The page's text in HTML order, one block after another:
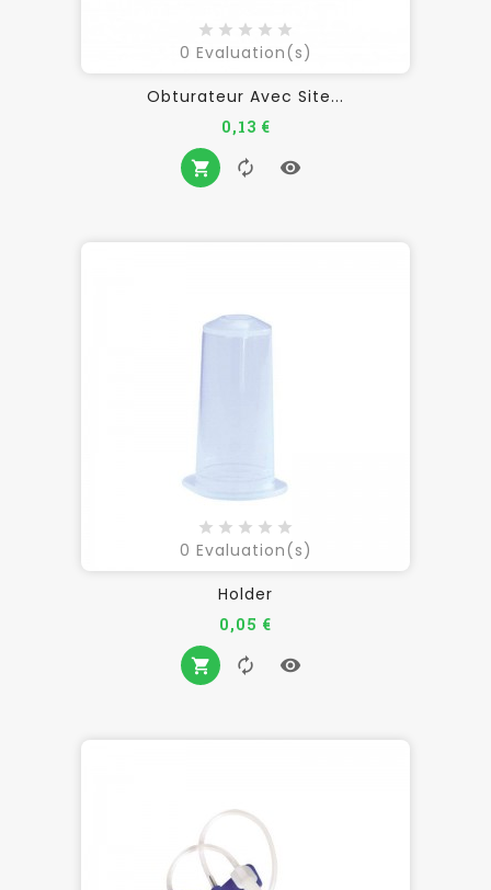
0 Evaluation(s)
Obturateur Avec Site...
0,13 €Prix
0 Evaluation(s)
Holder
0,05 €